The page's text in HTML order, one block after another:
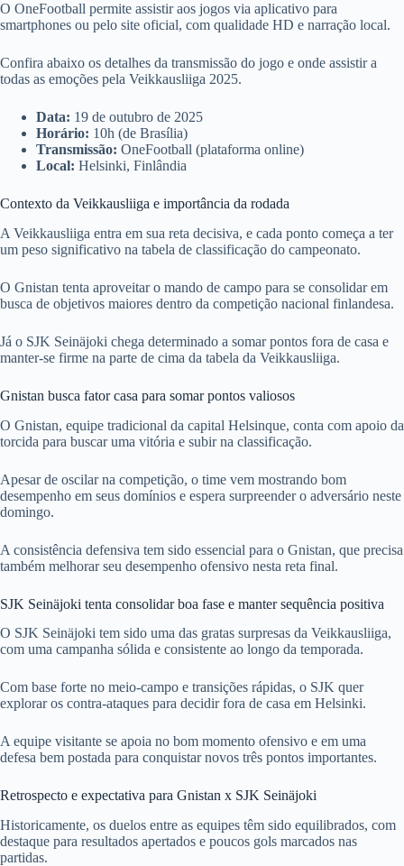
O OneFootball permite assistir aos jogos via aplicativo para
smartphones ou pelo site oficial, com qualidade HD e narração local.
Confira abaixo os detalhes da transmissão do jogo e onde assistir a
todas as emoções pela Veikkausliiga 2025.
Data: 19 de outubro de 2025
Horário: 10h (de Brasília)
Transmissão: OneFootball (plataforma online)
Local: Helsinki, Finlândia
Contexto da Veikkausliiga e importância da rodada
A Veikkausliiga entra em sua reta decisiva, e cada ponto começa a ter
um peso significativo na tabela de classificação do campeonato.
O Gnistan tenta aproveitar o mando de campo para se consolidar em
busca de objetivos maiores dentro da competição nacional finlandesa.
Já o SJK Seinäjoki chega determinado a somar pontos fora de casa e
manter-se firme na parte de cima da tabela da Veikkausliiga.
Gnistan busca fator casa para somar pontos valiosos
O Gnistan, equipe tradicional da capital Helsinque, conta com apoio da
torcida para buscar uma vitória e subir na classificação.
Apesar de oscilar na competição, o time vem mostrando bom
desempenho em seus domínios e espera surpreender o adversário neste
domingo.
A consistência defensiva tem sido essencial para o Gnistan, que precisa
também melhorar seu desempenho ofensivo nesta reta final.
SJK Seinäjoki tenta consolidar boa fase e manter sequência positiva
O SJK Seinäjoki tem sido uma das gratas surpresas da Veikkausliiga,
com uma campanha sólida e consistente ao longo da temporada.
Com base forte no meio-campo e transições rápidas, o SJK quer
explorar os contra-ataques para decidir fora de casa em Helsinki.
A equipe visitante se apoia no bom momento ofensivo e em uma
defesa bem postada para conquistar novos três pontos importantes.
Retrospecto e expectativa para Gnistan x SJK Seinäjoki
Historicamente, os duelos entre as equipes têm sido equilibrados, com
destaque para resultados apertados e poucos gols marcados nas
partidas.